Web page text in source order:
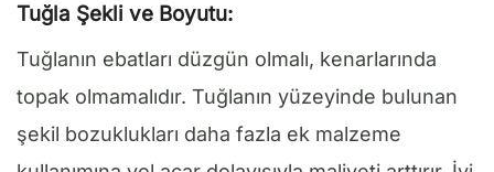
Tuğla Şekli ve Boyutu:
Tuğlanın ebatları düzgün olmalı, kenarlarında
topak olmamalıdır. Tuğlanın yüzeyinde bulunan
şekil bozuklukları daha fazla ek malzeme